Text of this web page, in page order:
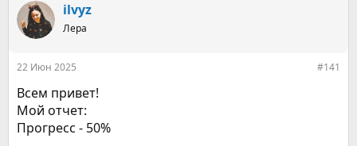
м
ы
ilvyz
Лера
22 Июн 2025 #141
Всем привет!
Мой отчет:
Прогресс - 50%